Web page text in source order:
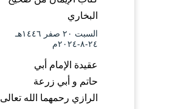
البخاري
السبت ۲۰ صفر ۱٤٤٦هـ
۲٤-۸-۲۰۲٤م
عقيدة الإمام أبي
حاتم و أبي زرعة
الرازي رحمهما الله تعالى